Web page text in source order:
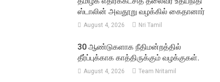
ஸ்டாலின் அவதூறு வழக்கில் கைதானார்
August 4, 2026 Nri Tamil
30 ஆண்டுகளாக நீதிமன்றத்தில்
தீர்ப்புக்காக காத்திருக்கும் வழக்குகள்.
August 4, 2026 Team Nritamil